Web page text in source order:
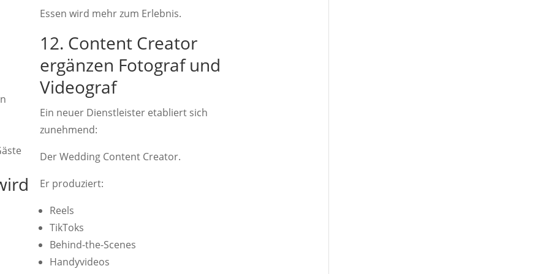
Essen wird mehr zum Erlebnis.
12. Content Creator
ergänzen Fotograf und
Videograf
Ein neuer Dienstleister etabliert sich
zunehmend:
Der Wedding Content Creator.
Er produziert:
Reels
TikToks
Behind-the-Scenes
Handyvideos